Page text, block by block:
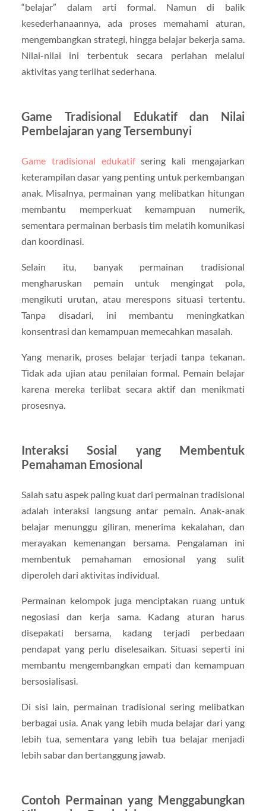
“belajar” dalam arti formal. Namun di balik
kesederhanaannya, ada proses memahami aturan,
mengembangkan strategi, hingga belajar bekerja sama.
Nilai-nilai ini terbentuk secara perlahan melalui
aktivitas yang terlihat sederhana.
Game Tradisional Edukatif dan Nilai
Pembelajaran yang Tersembunyi
Game tradisional edukatifsering kali mengajarkan
keterampilan dasar yang penting untuk perkembangan
anak. Misalnya, permainan yang melibatkan hitungan
membantu memperkuat kemampuan numerik,
sementara permainan berbasis tim melatih komunikasi
dan koordinasi.
Selain itu, banyak permainan tradisional
mengharuskan pemain untuk mengingat pola,
mengikuti urutan, atau merespons situasi tertentu.
Tanpa disadari, ini membantu meningkatkan
konsentrasi dan kemampuan memecahkan masalah.
Yang menarik, proses belajar terjadi tanpa tekanan.
Tidak ada ujian atau penilaian formal. Pemain belajar
karena mereka terlibat secara aktif dan menikmati
prosesnya.
Interaksi Sosial yang Membentuk
Pemahaman Emosional
Salah satu aspek paling kuat dari permainan tradisional
adalah interaksi langsung antar pemain. Anak-anak
belajar menunggu giliran, menerima kekalahan, dan
merayakan kemenangan bersama. Pengalaman ini
membentuk pemahaman emosional yang sulit
diperoleh dari aktivitas individual.
Permainan kelompok juga menciptakan ruang untuk
negosiasi dan kerja sama. Kadang aturan harus
disepakati bersama, kadang terjadi perbedaan
pendapat yang perlu diselesaikan. Situasi seperti ini
membantu mengembangkan empati dan kemampuan
bersosialisasi.
Di sisi lain, permainan tradisional sering melibatkan
berbagai usia. Anak yang lebih muda belajar dari yang
lebih tua, sementara yang lebih tua belajar menjadi
lebih sabar dan bertanggung jawab.
Contoh Permainan yang Menggabungkan